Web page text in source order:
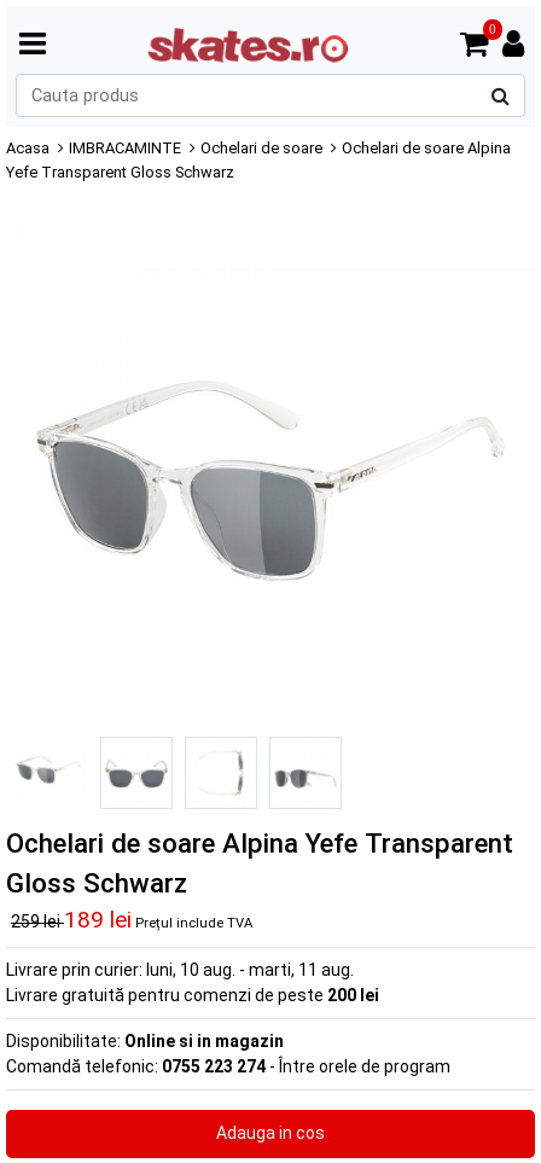
0
Acasa IMBRACAMINTE Ochelari de soare
Ochelari de soare Alpina
Yefe Transparent Gloss Schwarz
Ochelari de soare Alpina Yefe Transparent
Gloss Schwarz
259 lei189 lei Prețul include TVA
Livrare prin curier: luni, 10 aug. - marti, 11 aug.
Livrare gratuită pentru comenzi de peste 200 lei
Disponibilitate: Online si in magazin
Comandă telefonic: 0755 223 274 - Între orele de program